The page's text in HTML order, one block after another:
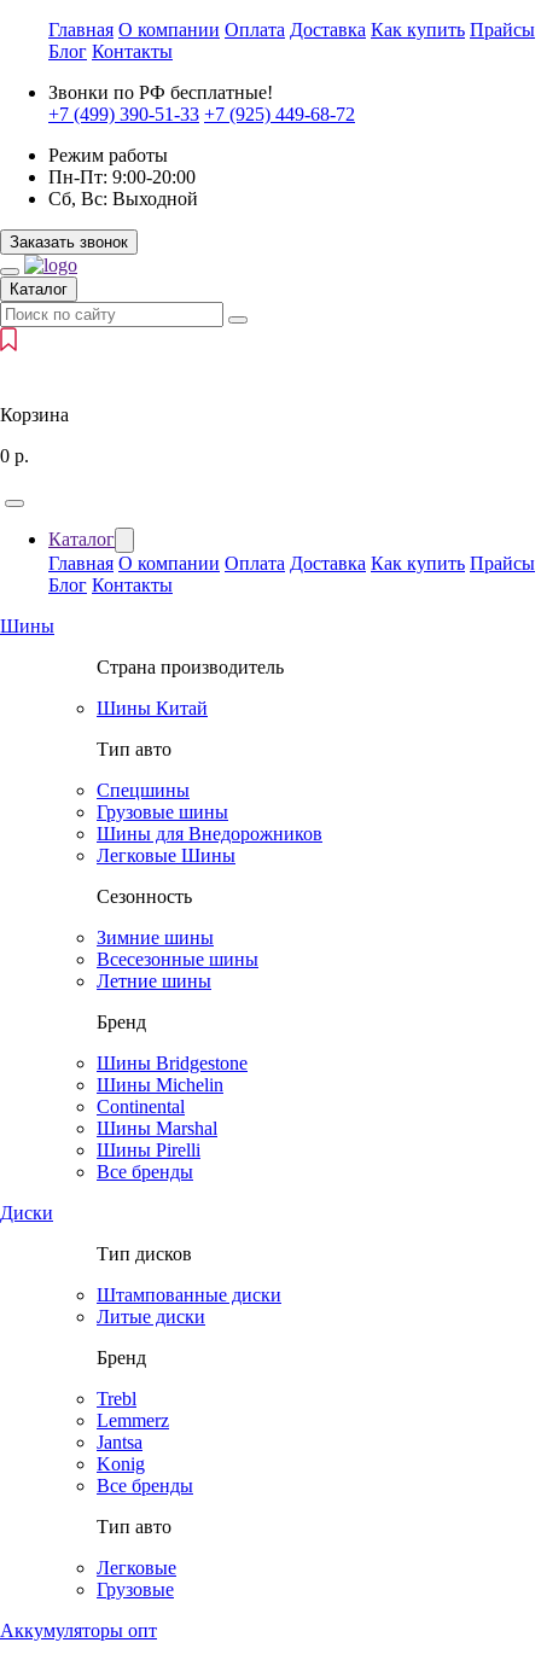
Главная О компании Оплата Доставка Как купить Прайсы
Блог Контакты
Звонки по РФ бесплатные!
+7 (499) 390-51-33 +7 (925) 449-68-72
Режим работы
Пн-Пт: 9:00-20:00
Сб, Вс: Выходной
Заказать звонок
Каталог
Корзина
0 р.
Каталог
Главная О компании Оплата Доставка Как купить Прайсы
Блог Контакты
Шины
Страна производитель
Шины Китай
Тип авто
Спецшины
Грузовые шины
Шины для Внедорожников
Легковые Шины
Сезонность
Зимние шины
Всесезонные шины
Летние шины
Бренд
Шины Bridgestone
Шины Michelin
Continental
Шины Marshal
Шины Pirelli
Все бренды
Диски
Тип дисков
Штампованные диски
Литые диски
Бренд
Trebl
Lemmerz
Jantsa
Konig
Все бренды
Тип авто
Легковые
Грузовые
Аккумуляторы опт